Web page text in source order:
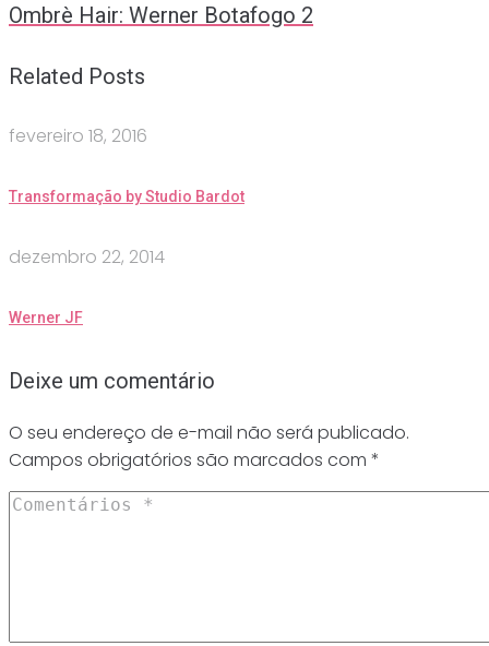
Ombrè Hair: Werner Botafogo 2
Related Posts
fevereiro 18, 2016
Transformação by Studio Bardot
dezembro 22, 2014
Werner JF
Deixe um comentário
O seu endereço de e-mail não será publicado.
Campos obrigatórios são marcados com *